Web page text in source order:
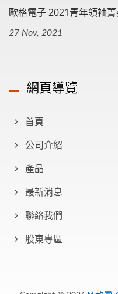
歐格電子 2021青年領袖
27 Nov, 2021
網頁導覽
首頁
公司介紹
產品
最新消息
聯絡我們
股東專區